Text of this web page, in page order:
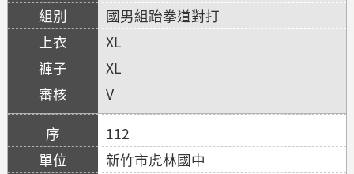
國男組跆拳道對打
XL
XL
V
112
新竹市虎林國中